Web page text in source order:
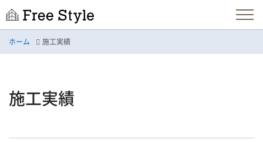
ホーム 施工実績
施工実績